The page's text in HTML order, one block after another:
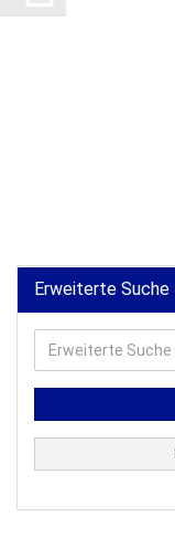
Erweiterte Suche
Erweiterte
Suche